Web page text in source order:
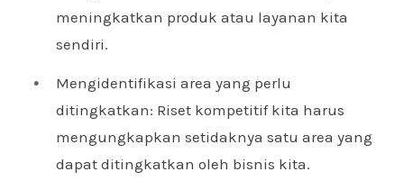
meningkatkan produk atau layanan kita
sendiri.
Mengidentifikasi area yang perlu
ditingkatkan: Riset kompetitif kita harus
mengungkapkan setidaknya satu area yang
dapat ditingkatkan oleh bisnis kita.